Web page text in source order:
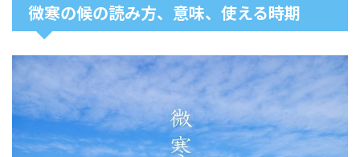
微寒の候の読み方、意味、使える時期